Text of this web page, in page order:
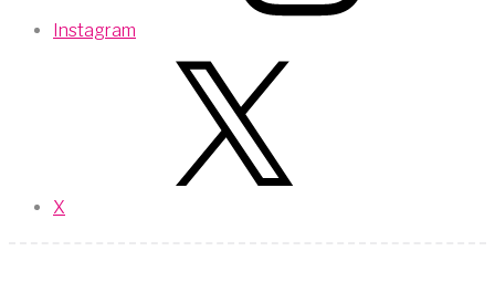
Instagram
X